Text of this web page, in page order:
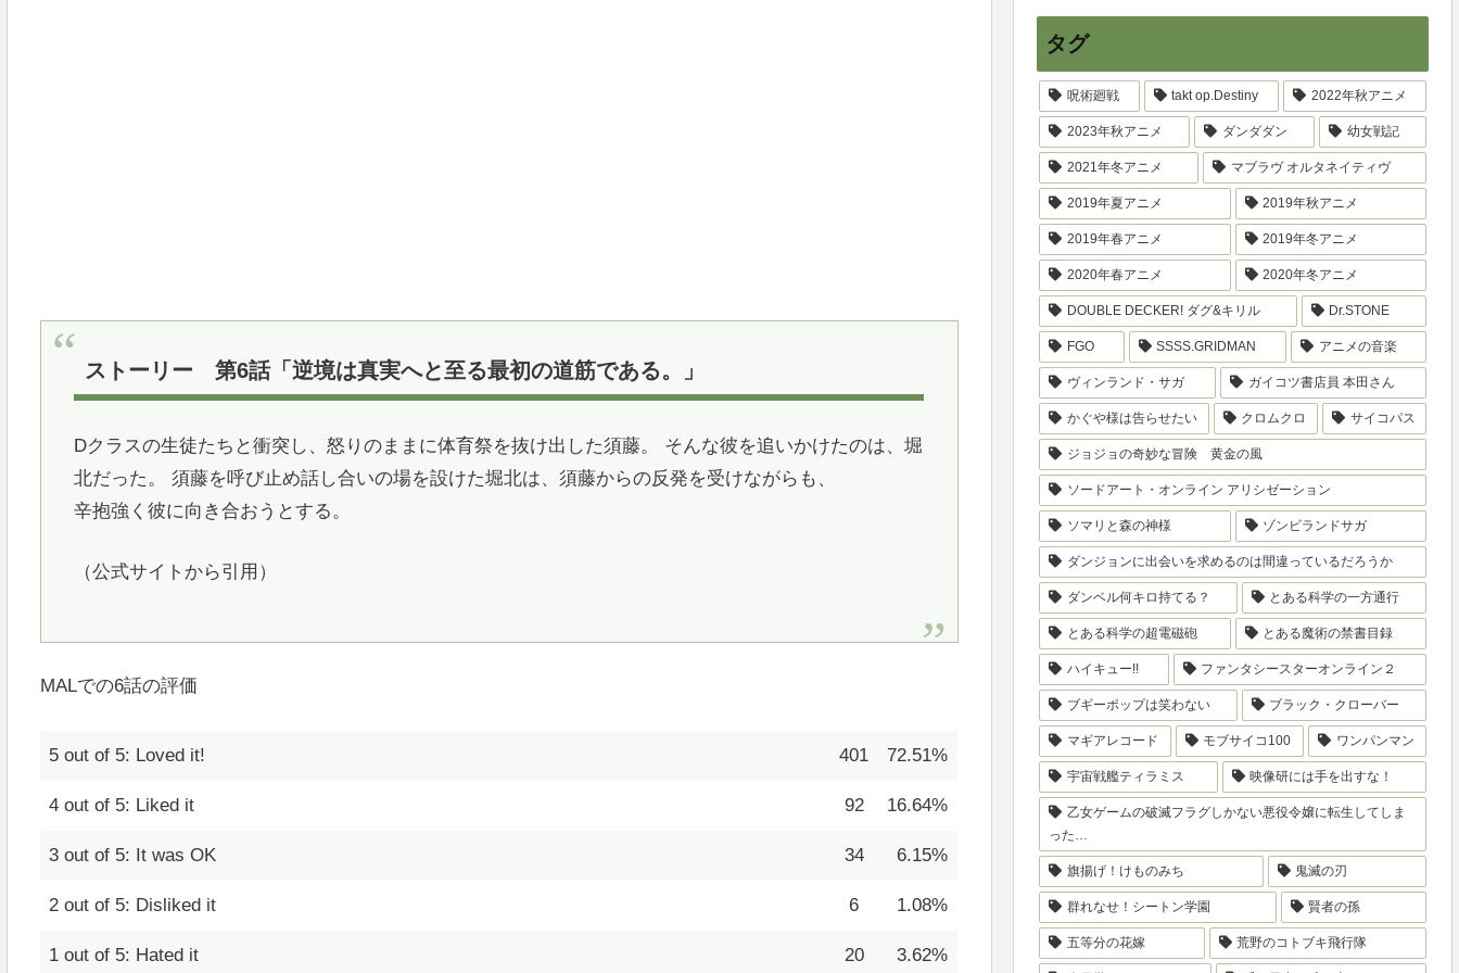
ストーリー 第6話「逆境は真実へと至る最初の道筋である。」
Dクラスの生徒たちと衝突し、怒りのままに体育祭を抜け出した須藤。 そんな彼を追いかけたのは、堀
北だった。 須藤を呼び止め話し合いの場を設けた堀北は、須藤からの反発を受けながらも、
辛抱強く彼に向き合おうとする。
（公式サイトから引用）
MALでの6話の評価
5 out of 5: Loved it! 401 72.51%
4 out of 5: Liked it 92 16.64%
3 out of 5: It was OK 34 6.15%
2 out of 5: Disliked it 6 1.08%
1 out of 5: Hated it 20 3.62%
タグ
呪術廻戦 takt op.Destiny 2022年秋アニメ
2023年秋アニメ ダンダダン 幼女戦記
2021年冬アニメ マブラヴ オルタネイティヴ
2019年夏アニメ 2019年秋アニメ
2019年春アニメ 2019年冬アニメ
2020年春アニメ 2020年冬アニメ
DOUBLE DECKER! ダグ&キリル Dr.STONE
FGO SSSS.GRIDMAN アニメの音楽
ヴィンランド・サガ ガイコツ書店員 本田さん
かぐや様は告らせたい クロムクロ サイコパス
ジョジョの奇妙な冒険 黄金の風
ソードアート・オンライン アリシゼーション
ソマリと森の神様 ゾンビランドサガ
ダンジョンに出会いを求めるのは間違っているだろうか
ダンベル何キロ持てる？ とある科学の一方通行
とある科学の超電磁砲 とある魔術の禁書目録
ハイキュー!! ファンタシースターオンライン２
ブギーポップは笑わない ブラック・クローバー
マギアレコード モブサイコ100 ワンパンマン
宇宙戦艦ティラミス 映像研には手を出すな！
乙女ゲームの破滅フラグしかない悪役令嬢に転生してしま
った…
旗揚げ！けものみち 鬼滅の刃
群れなせ！シートン学園 賢者の孫
五等分の花嫁 荒野のコトブキ飛行隊